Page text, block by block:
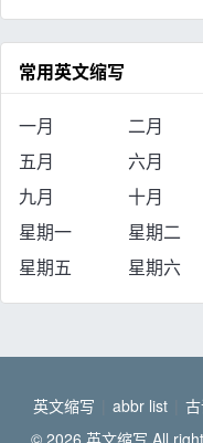
常用英文缩写
一月 二月
五月
六月
九月
十月
星期一
星期二
星期五
星期六
英文缩写 abbr list